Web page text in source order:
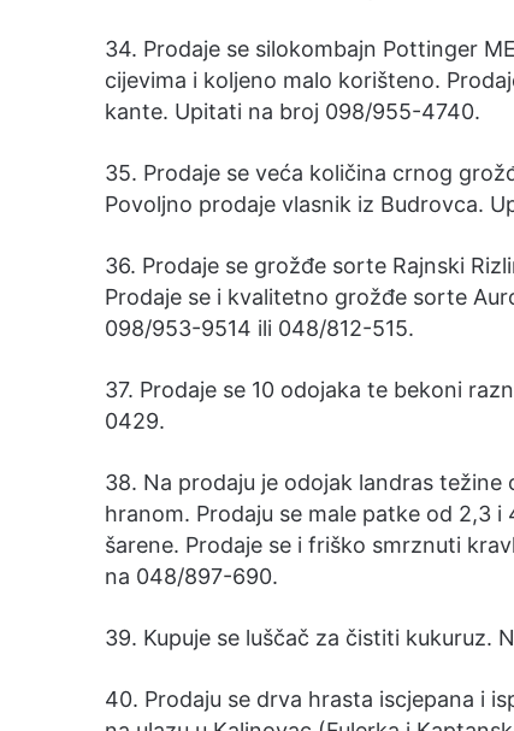
34. Prodaje se silokombajn Pottinger
cijevima i koljeno malo korišteno.
kante. Upitati na broj 098/955-4740.
35. Prodaje se veća količina crnog
Povoljno prodaje vlasnik iz Budrovca.
36. Prodaje se grožđe sorte Rajnski
Prodaje se i kvalitetno grožđe sorte
098/953-9514 ili 048/812-515.
37. Prodaje se 10 odojaka te bekoni
0429.
38. Na prodaju je odojak landras
hranom. Prodaju se male patke od 2,3
šarene. Prodaje se i friško smrznuti
na 048/897-690.
39. Kupuje se luščač za čistiti kukuruz.
40. Prodaju se drva hrasta iscjepana i